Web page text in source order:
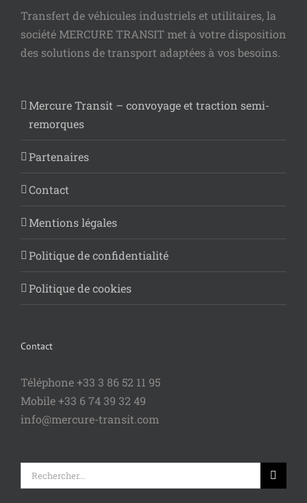
Transfert de véhicules industriels et utilitaires, la
société MERCURE TRANSIT met à votre disposition
des solutions de transport adaptées à vos besoins.
Mercure Transit – convoyage et traction semi-
remorques
Partenaires
Contact
Mentions légales
Politique de confidentialité
Politique de cookies
Contact
Téléphone +33 3 86 52 11 95
Mobile +33 6 74 39 32 49
info@mercure-transit.com
Rechercher: